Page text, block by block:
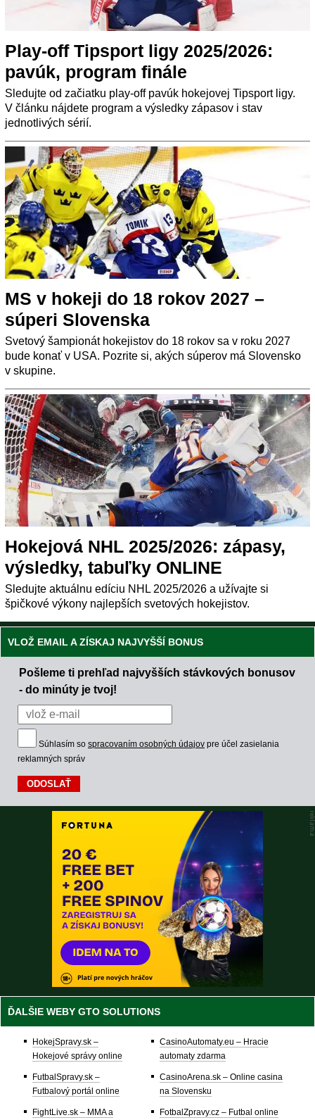
Play-off Tipsport ligy 2025/2026:
pavúk, program finále
Sledujte od začiatku play-off pavúk hokejovej Tipsport ligy.
V článku nájdete program a výsledky zápasov i stav
jednotlivých sérií.
MS v hokeji do 18 rokov 2027 –
súperi Slovenska
Svetový šampionát hokejistov do 18 rokov sa v roku 2027
bude konať v USA. Pozrite si, akých súperov má Slovensko
v skupine.
Hokejová NHL 2025/2026: zápasy,
výsledky, tabuľky ONLINE
Sledujte aktuálnu edíciu NHL 2025/2026 a užívajte si
špičkové výkony najlepších svetových hokejistov.
VLOŽ EMAIL A ZÍSKAJ NAJVYŠŠÍ BONUS
Pošleme ti prehľad najvyšších stávkových bonusov
- do minúty je tvoj!
Súhlasím so spracovaním osobných údajov pre účel zasielania
reklamných správ
ĎALŠIE WEBY GTO SOLUTIONS
HokejSpravy.sk –
Hokejové správy online
FutbalSpravy.sk –
Futbalový portál online
FightLive.sk – MMA a
CasinoAutomaty.eu – Hracie
automaty zdarma
CasinoArena.sk – Online casina
na Slovensku
FotbalZpravy.cz – Futbal online